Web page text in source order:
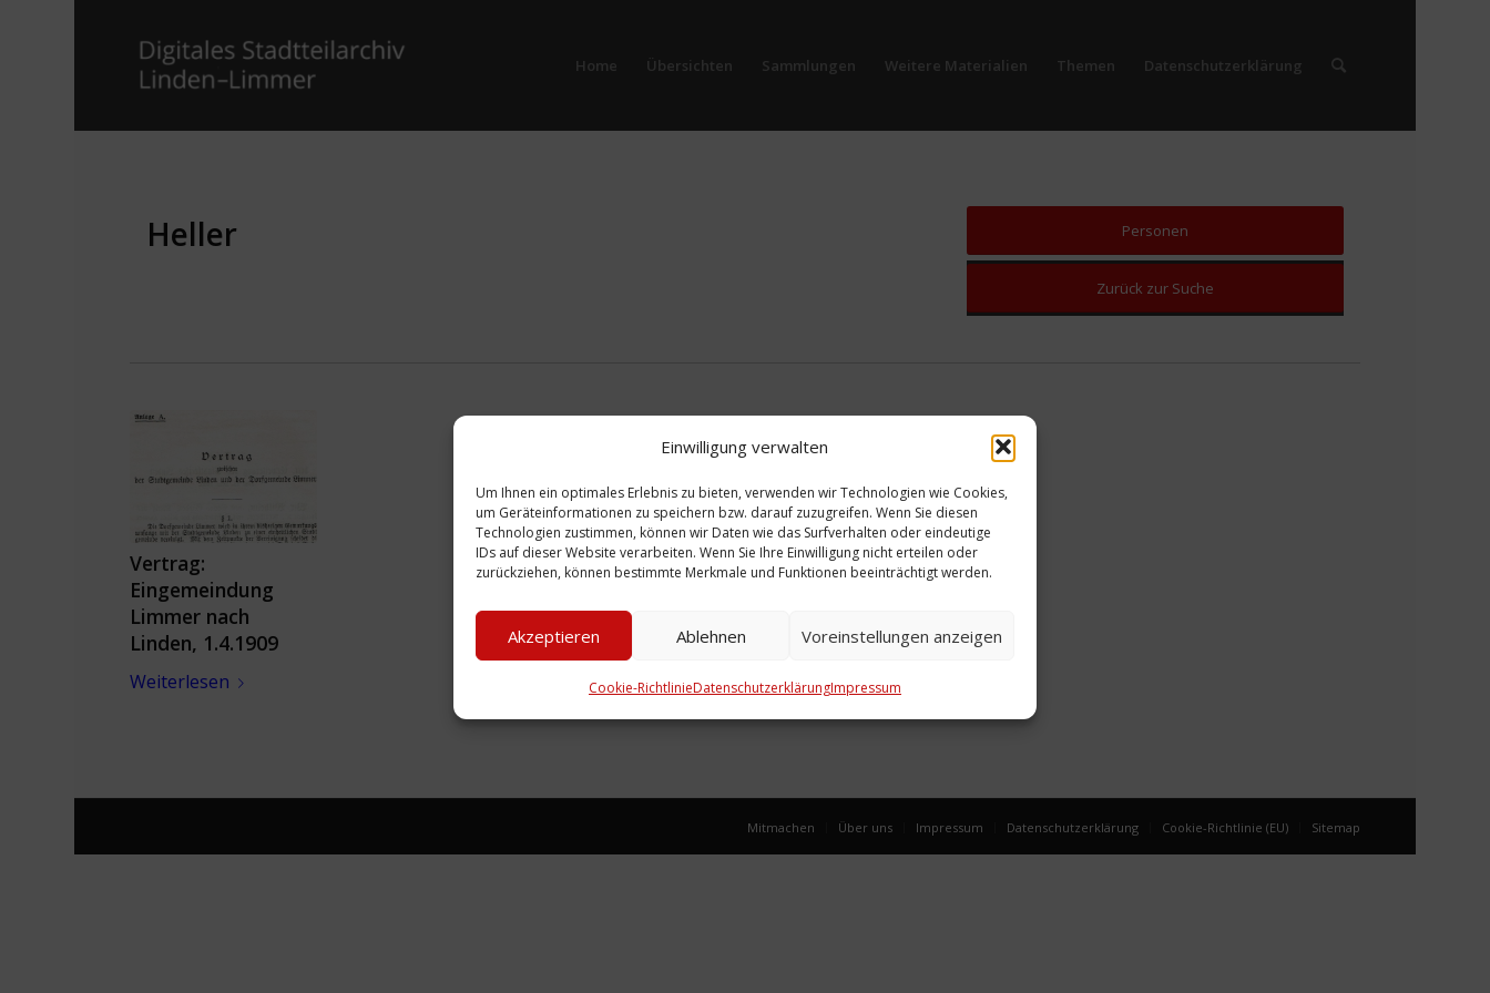
Einwilligung verwalten
Um Ihnen ein optimales Erlebnis zu bieten, verwenden wir Technologien wie Cookies,
um Geräteinformationen zu speichern bzw. darauf zuzugreifen. Wenn Sie diesen
Technologien zustimmen, können wir Daten wie das Surfverhalten oder eindeutige
IDs auf dieser Website verarbeiten. Wenn Sie Ihre Einwilligung nicht erteilen oder
zurückziehen, können bestimmte Merkmale und Funktionen beeinträchtigt werden.
Akzeptieren Ablehnen Voreinstellungen anzeigen
Cookie-RichtlinieDatenschutzerklärungImpressum
Home Übersichten Sammlungen Weitere Materialien Themen Datenschutzerklärung
Heller Personen
Zurück zur Suche
Vertrag:
Eingemeindung
Limmer nach
Linden, 1.4.1909
Weiterlesen
Mitmachen Über uns Impressum Datenschutzerklärung Cookie-Richtlinie (EU) Sitemap